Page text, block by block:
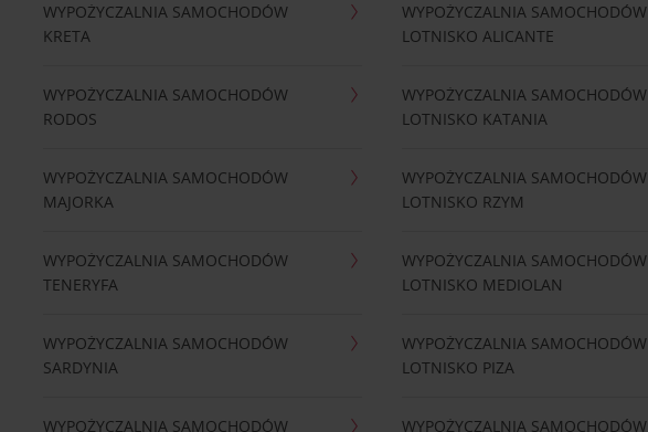
WYPOŻYCZALNIA SAMOCHODÓW
KRETA
WYPOŻYCZALNIA SAMOCHODÓW
RODOS
WYPOŻYCZALNIA SAMOCHODÓW
MAJORKA
WYPOŻYCZALNIA SAMOCHODÓW
TENERYFA
WYPOŻYCZALNIA SAMOCHODÓW
SARDYNIA
WYPOŻYCZALNIA SAMOCHODÓW
WYPOŻYCZALNIA SAMOCHODÓW
LOTNISKO ALICANTE
WYPOŻYCZALNIA SAMOCHODÓW
LOTNISKO KATANIA
WYPOŻYCZALNIA SAMOCHODÓW
LOTNISKO RZYM
WYPOŻYCZALNIA SAMOCHODÓW
LOTNISKO MEDIOLAN
WYPOŻYCZALNIA SAMOCHODÓW
LOTNISKO PIZA
WYPOŻYCZALNIA SAMOCHODÓW